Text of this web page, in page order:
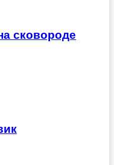
сковороде